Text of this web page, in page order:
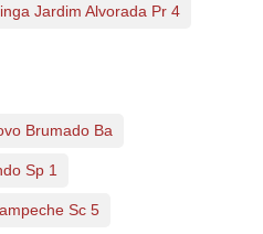
Jardim Alvorada Pr 4
Brumado Ba
Sp 1
Sc 5